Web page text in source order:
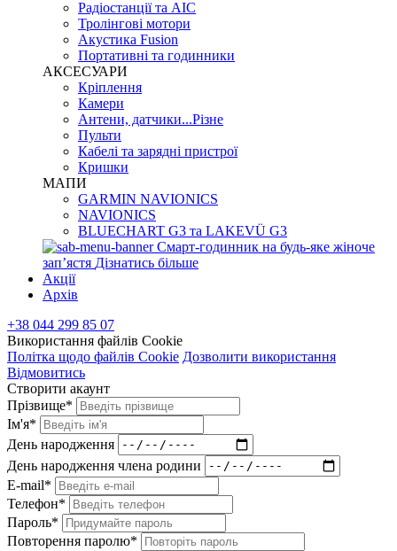
Радіостанції та АІС
Тролінгові мотори
Акустика Fusion
Портативні та годинники
АКСЕСУАРИ
Кріплення
Камери
Антени, датчики...Різне
Пульти
Кабелі та зарядні пристрої
Кришки
МАПИ
GARMIN NAVIONICS
NAVIONICS
BLUECHART G3 та LAKEVÜ G3
Смарт-годинник на будь-яке жіноче
запʼястя Дізнатись більше
Акції
Архів
+38 044 299 85 07
Використання файлів Cookie
Політка щодо файлів Cookie Дозволити використання
Відмовитись
Створити акаунт
Прізвище*
Ім'я*
День народження
День народження члена родини
E-mail*
Телефон*
Пароль*
Повторення паролю*